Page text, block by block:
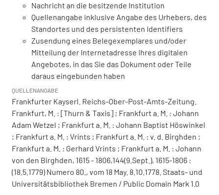
Nachricht an die besitzende Institution
Quellenangabe inklusive Angabe des Urhebers, des
Standortes und des persistenten Identifiers
Zusendung eines Belegexemplares und/oder
Mitteilung der Internetadresse Ihres digitalen
Angebotes, in das Sie das Dokument oder Teile
daraus eingebunden haben
QUELLENANGABE
Frankfurter Kayserl. Reichs-Ober-Post-Amts-Zeitung.
Frankfurt, M. : [Thurn & Taxis] ; Frankfurt a. M. : Johann
Adam Wetzel ; Frankfurt a. M. : Johann Baptist Höswinkel
; Frankfurt a. M. : Vrints ; Frankfurt a. M. : v. d. Birghden ;
Frankfurt a. M. : Gerhard Vrints ; Frankfurt a. M. : Johann
von den Birghden, 1615 - 1806,144(9.Sept.), 1615-1806 :
(18.5.1779) Numero 80., vom 18 May. 8.10.1778. Staats- und
Universitätsbibliothek Bremen / Public Domain Mark 1.0